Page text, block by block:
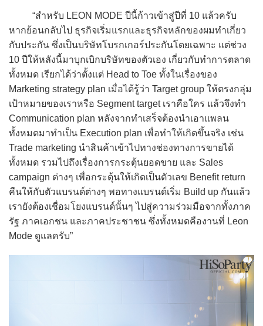
“สำหรับ LEON MODE ปีนี้ก้าวเข้าสู่ปีที่ 10 แล้วครับ
หากย้อนกลับไป ธุรกิจเริ่มแรกและธุรกิจหลักของผมทำเกี่ยว
กับประกัน ซึ่งเป็นบริษัทโบรกเกอร์ประกันโดยเฉพาะ แต่ช่วง
10 ปีให้หลังนี้มาบุกเบิกบริษัทของตัวเอง เกี่ยวกับทำการตลาด
ทั้งหมด เรียกได้ว่าตั้งแต่ Head to Toe ทั้งในเรื่องของ
Marketing strategy plan เมื่อได้รู้ว่า Target group ให้ตรงกลุ่ม
เป้าหมายของเราหรือ Segment target เราคือใคร แล้วจึงทำ
Communication plan หลังจากทำเสร็จต้องนำเอาแพลน
ทั้งหมดมาทำเป็น Execution plan เพื่อทำให้เกิดขึ้นจริง เช่น
Trade marketing นำสินค้าเข้าไปทางช่องทางการขายได้
ทั้งหมด รวมไปถึงเรื่องการกระตุ้นยอดขาย และ Sales
campaign ต่างๆ เพื่อกระตุ้นให้เกิดเป็นตัวเลข Benefit return
คืนให้กับตัวแบรนด์ต่างๆ พอทางแบรนด์เริ่ม Build up กันแล้ว
เรายังต้องเชื่อมโยงแบรนด์นั้นๆ ไปสู่ความร่วมมือจากทั้งภาค
รัฐ ภาคเอกชน และภาคประชาชน ซึ่งทั้งหมดคืองานที่ Leon
Mode ดูแลครับ”